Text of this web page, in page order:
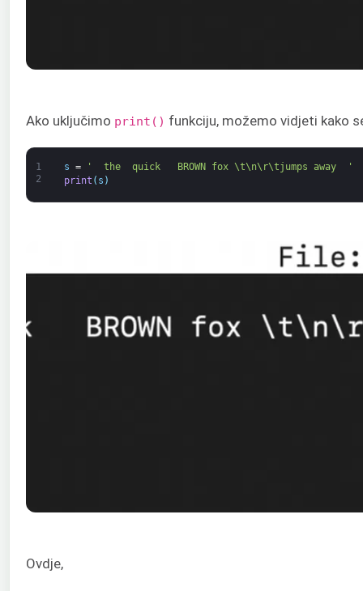
Ako uključimo print() funkciju, možemo vidjeti kako
1
2
s =
'  the  quick   BROWN fox \t\n\r\tjumps away  '
print ( s )
Ovdje,